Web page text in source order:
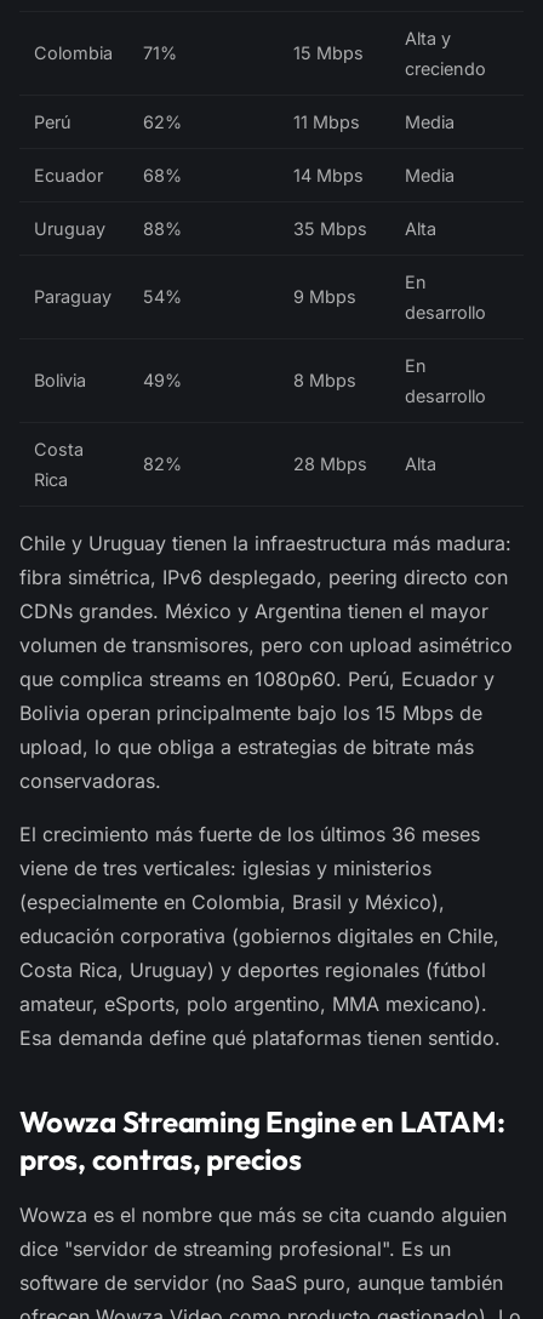
Colombia 71% 15 Mbps
Alta y
creciendo
Perú 62% 11 Mbps Media
Ecuador 68% 14 Mbps Media
Uruguay 88% 35 Mbps Alta
Paraguay 54% 9 Mbps
En
desarrollo
Bolivia 49% 8 Mbps
En
desarrollo
Costa
Rica
82% 28 Mbps Alta
Chile y Uruguay tienen la infraestructura más madura:
fibra simétrica, IPv6 desplegado, peering directo con
CDNs grandes. México y Argentina tienen el mayor
volumen de transmisores, pero con upload asimétrico
que complica streams en 1080p60. Perú, Ecuador y
Bolivia operan principalmente bajo los 15 Mbps de
upload, lo que obliga a estrategias de bitrate más
conservadoras.
El crecimiento más fuerte de los últimos 36 meses
viene de tres verticales: iglesias y ministerios
(especialmente en Colombia, Brasil y México),
educación corporativa (gobiernos digitales en Chile,
Costa Rica, Uruguay) y deportes regionales (fútbol
amateur, eSports, polo argentino, MMA mexicano).
Esa demanda define qué plataformas tienen sentido.
Wowza Streaming Engine en LATAM:
pros, contras, precios
Wowza es el nombre que más se cita cuando alguien
dice "servidor de streaming profesional". Es un
software de servidor (no SaaS puro, aunque también